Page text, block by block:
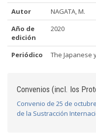
Autor
NAGATA, M.
Año de
edición
2020
Periódico The Japanese
Convenios (incl. los
Convenio de 25 de
de la Sustracción